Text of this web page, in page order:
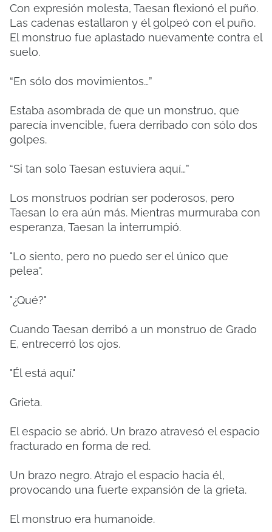
Con expresión molesta, Taesan flexionó el puño.
Las cadenas estallaron y él golpeó con el puño.
El monstruo fue aplastado nuevamente contra el
suelo.
“En sólo dos movimientos…”
Estaba asombrada de que un monstruo, que
parecía invencible, fuera derribado con sólo dos
golpes.
“Si tan solo Taesan estuviera aquí…”
Los monstruos podrían ser poderosos, pero
Taesan lo era aún más. Mientras murmuraba con
esperanza, Taesan la interrumpió.
"Lo siento, pero no puedo ser el único que
pelea".
"¿Qué?"
Cuando Taesan derribó a un monstruo de Grado
E, entrecerró los ojos.
"Él está aquí."
Grieta.
El espacio se abrió. Un brazo atravesó el espacio
fracturado en forma de red.
Un brazo negro. Atrajo el espacio hacia él,
provocando una fuerte expansión de la grieta.
El monstruo era humanoide.